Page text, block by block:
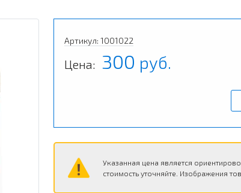
Артикул: 1001022
Цена: 300 руб.
Указанная цена является
стоимость уточняйте. Изображения